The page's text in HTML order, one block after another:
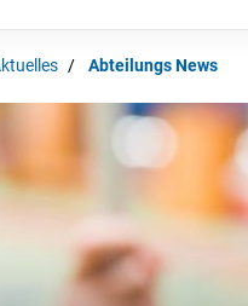
Abteilungs News